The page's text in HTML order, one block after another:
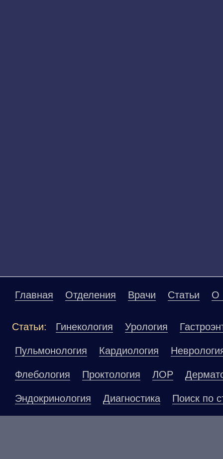
Главная Отделения Врачи Статьи О
Статьи: Гинекология Урология
Пульмонология Кардиология
Флебология Проктология ЛОР
Эндокринология Диагностика Поиск по